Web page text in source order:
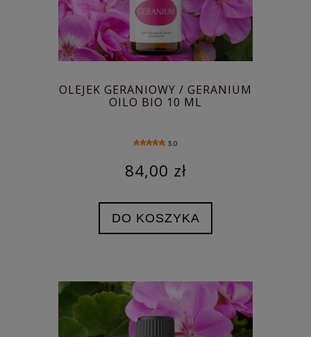
OLEJEK GERANIOWY / GERANIUM
OILO BIO 10 ML
5.0
84,00 zł
DO KOSZYKA